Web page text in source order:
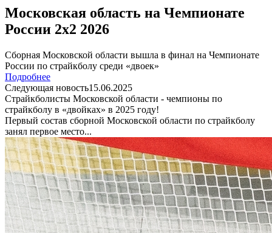
Московская область на Чемпионате
России 2х2 2026
Сборная Московской области вышла в финал на Чемпионате
России по страйкболу среди «двоек»
Подробнее
Следующая новость15.06.2025
Страйкболисты Московской области - чемпионы по
страйкболу в «двойках» в 2025 году!
Первый состав сборной Московской области по страйкболу
занял первое место...